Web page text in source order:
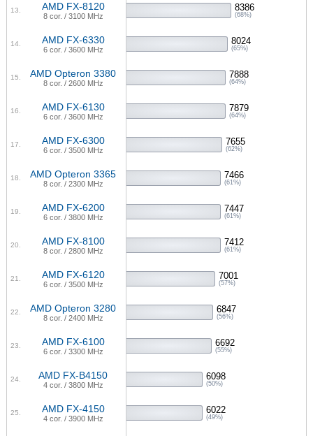
13. AMD FX-8120
8 cor. / 3100 MHz
8386
(68%)
14. AMD FX-6330
6 cor. / 3600 MHz
8024
(65%)
15. AMD Opteron 3380
8 cor. / 2600 MHz
7888
(64%)
16. AMD FX-6130
6 cor. / 3600 MHz
7879
(64%)
17. AMD FX-6300
6 cor. / 3500 MHz
7655
(62%)
18. AMD Opteron 3365
8 cor. / 2300 MHz
7466
(61%)
19. AMD FX-6200
6 cor. / 3800 MHz
7447
(61%)
20. AMD FX-8100
8 cor. / 2800 MHz
7412
(61%)
21. AMD FX-6120
6 cor. / 3500 MHz
7001
(57%)
22. AMD Opteron 3280
8 cor. / 2400 MHz
6847
(56%)
23. AMD FX-6100
6 cor. / 3300 MHz
6692
(55%)
24. AMD FX-B4150
4 cor. / 3800 MHz
6098
(50%)
25. AMD FX-4150
4 cor. / 3900 MHz
6022
(49%)